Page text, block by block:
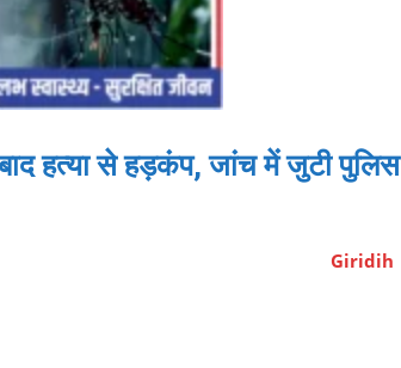
बाद हत्या से हड़कंप, जांच में जुटी पुलिस
Giridih